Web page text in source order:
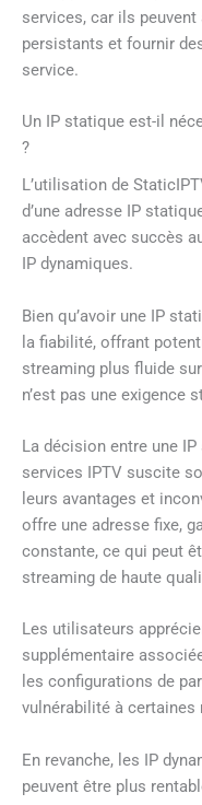
services, car ils
persistants et fournir
service.
Un IP statique est-il
?
L’utilisation de
d’une adresse IP
accèdent avec succès
IP dynamiques.
Bien qu’avoir une IP
la fiabilité, offrant
streaming plus fluide
n’est pas une exigence
La décision entre une
services IPTV suscite
leurs avantages et
offre une adresse fixe,
constante, ce qui peut
streaming de haute
Les utilisateurs
supplémentaire
les configurations de
vulnérabilité à certaines
En revanche, les IP
peuvent être plus